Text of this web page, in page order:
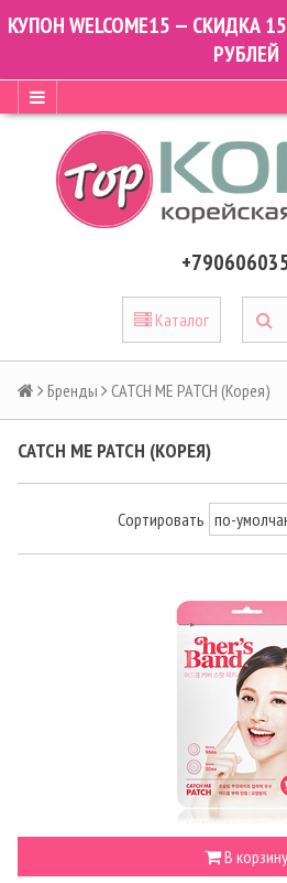
КУПОН WELCOME15 — СКИДКА
РУБЛЕЙ
Каталог
Бренды CATCH ME PATCH (Корея)
CATCH ME PATCH (КОРЕЯ)
Сортировать
В корзину